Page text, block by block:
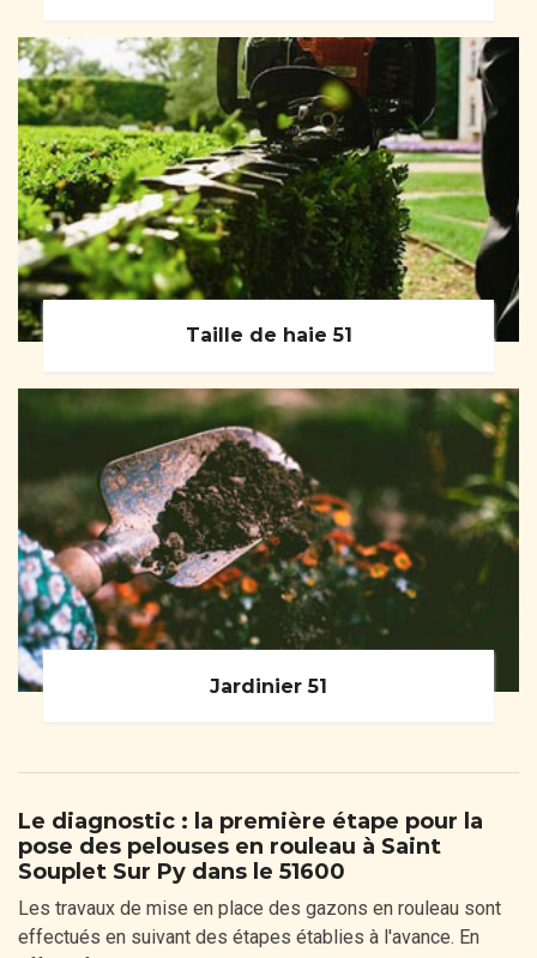
Taille de haie 51
Jardinier 51
Le diagnostic : la première étape pour la
pose des pelouses en rouleau à Saint
Souplet Sur Py dans le 51600
Les travaux de mise en place des gazons en rouleau sont
effectués en suivant des étapes établies à l'avance. En